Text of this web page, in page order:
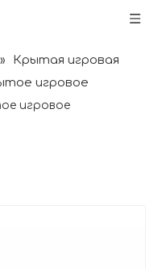
»
Крытая игровая
игровое
игровое